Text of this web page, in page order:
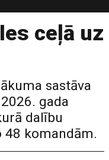
ceļā uz
sastāva
gada
dalību
48 komandām.